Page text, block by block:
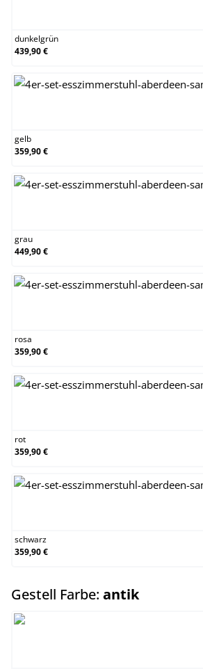
dunkelgrün
439,90 €
gelb
359,90 €
grau
449,90 €
rosa
359,90 €
rot
359,90 €
schwarz
359,90 €
Gestell Farbe: antikauswählen